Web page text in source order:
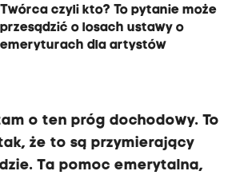
Twórca czyli kto? To pytanie może
przesądzić o losach ustawy o
emeryturach dla artystów
o ten próg dochodowy. To
że to są przymierający
Ta pomoc emerytalna,